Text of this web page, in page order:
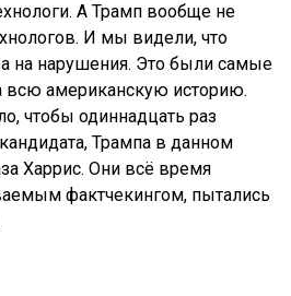
А Трамп вообще не
И мы видели, что
на нарушения. Это были самые
всю американскую историю.
чтобы одиннадцать раз
Трампа в данном
Харрис. Они всё время
фактчекингом, пытались